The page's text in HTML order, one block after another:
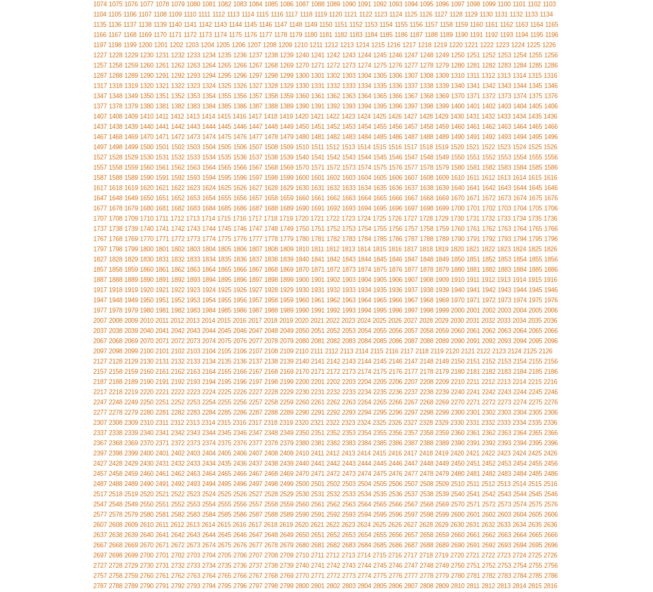
1074 1075 1076 1077 1078 1079 1080 1081 1082 1083 1084 1085 1086 1087 1088 1089 1090 1091 1092 1093 1094 1095 1096 1097 1098 1099 1100 1101 1102 1103
1104 1105 1106 1107 1108 1109 1110 1111 1112 1113 1114 1115 1116 1117 1118 1119 1120 1121 1122 1123 1124 1125 1126 1127 1128 1129 1130 1131 1132 1133 1134
1135 1136 1137 1138 1139 1140 1141 1142 1143 1144 1145 1146 1147 1148 1149 1150 1151 1152 1153 1154 1155 1156 1157 1158 1159 1160 1161 1162 1163 1164 1165
1166 1167 1168 1169 1170 1171 1172 1173 1174 1175 1176 1177 1178 1179 1180 1181 1182 1183 1184 1185 1186 1187 1188 1189 1190 1191 1192 1193 1194 1195 1196
1197 1198 1199 1200 1201 1202 1203 1204 1205 1206 1207 1208 1209 1210 1211 1212 1213 1214 1215 1216 1217 1218 1219 1220 1221 1222 1223 1224 1225 1226
1227 1228 1229 1230 1231 1232 1233 1234 1235 1236 1237 1238 1239 1240 1241 1242 1243 1244 1245 1246 1247 1248 1249 1250 1251 1252 1253 1254 1255 1256
1257 1258 1259 1260 1261 1262 1263 1264 1265 1266 1267 1268 1269 1270 1271 1272 1273 1274 1275 1276 1277 1278 1279 1280 1281 1282 1283 1284 1285 1286
1287 1288 1289 1290 1291 1292 1293 1294 1295 1296 1297 1298 1299 1300 1301 1302 1303 1304 1305 1306 1307 1308 1309 1310 1311 1312 1313 1314 1315 1316
1317 1318 1319 1320 1321 1322 1323 1324 1325 1326 1327 1328 1329 1330 1331 1332 1333 1334 1335 1336 1337 1338 1339 1340 1341 1342 1343 1344 1345 1346
1347 1348 1349 1350 1351 1352 1353 1354 1355 1356 1357 1358 1359 1360 1361 1362 1363 1364 1365 1366 1367 1368 1369 1370 1371 1372 1373 1374 1375 1376
1377 1378 1379 1380 1381 1382 1383 1384 1385 1386 1387 1388 1389 1390 1391 1392 1393 1394 1395 1396 1397 1398 1399 1400 1401 1402 1403 1404 1405 1406
1407 1408 1409 1410 1411 1412 1413 1414 1415 1416 1417 1418 1419 1420 1421 1422 1423 1424 1425 1426 1427 1428 1429 1430 1431 1432 1433 1434 1435 1436
1437 1438 1439 1440 1441 1442 1443 1444 1445 1446 1447 1448 1449 1450 1451 1452 1453 1454 1455 1456 1457 1458 1459 1460 1461 1462 1463 1464 1465 1466
1467 1468 1469 1470 1471 1472 1473 1474 1475 1476 1477 1478 1479 1480 1481 1482 1483 1484 1485 1486 1487 1488 1489 1490 1491 1492 1493 1494 1495 1496
1497 1498 1499 1500 1501 1502 1503 1504 1505 1506 1507 1508 1509 1510 1511 1512 1513 1514 1515 1516 1517 1518 1519 1520 1521 1522 1523 1524 1525 1526
1527 1528 1529 1530 1531 1532 1533 1534 1535 1536 1537 1538 1539 1540 1541 1542 1543 1544 1545 1546 1547 1548 1549 1550 1551 1552 1553 1554 1555 1556
1557 1558 1559 1560 1561 1562 1563 1564 1565 1566 1567 1568 1569 1570 1571 1572 1573 1574 1575 1576 1577 1578 1579 1580 1581 1582 1583 1584 1585 1586
1587 1588 1589 1590 1591 1592 1593 1594 1595 1596 1597 1598 1599 1600 1601 1602 1603 1604 1605 1606 1607 1608 1609 1610 1611 1612 1613 1614 1615 1616
1617 1618 1619 1620 1621 1622 1623 1624 1625 1626 1627 1628 1629 1630 1631 1632 1633 1634 1635 1636 1637 1638 1639 1640 1641 1642 1643 1644 1645 1646
1647 1648 1649 1650 1651 1652 1653 1654 1655 1656 1657 1658 1659 1660 1661 1662 1663 1664 1665 1666 1667 1668 1669 1670 1671 1672 1673 1674 1675 1676
1677 1678 1679 1680 1681 1682 1683 1684 1685 1686 1687 1688 1689 1690 1691 1692 1693 1694 1695 1696 1697 1698 1699 1700 1701 1702 1703 1704 1705 1706
1707 1708 1709 1710 1711 1712 1713 1714 1715 1716 1717 1718 1719 1720 1721 1722 1723 1724 1725 1726 1727 1728 1729 1730 1731 1732 1733 1734 1735 1736
1737 1738 1739 1740 1741 1742 1743 1744 1745 1746 1747 1748 1749 1750 1751 1752 1753 1754 1755 1756 1757 1758 1759 1760 1761 1762 1763 1764 1765 1766
1767 1768 1769 1770 1771 1772 1773 1774 1775 1776 1777 1778 1779 1780 1781 1782 1783 1784 1785 1786 1787 1788 1789 1790 1791 1792 1793 1794 1795 1796
1797 1798 1799 1800 1801 1802 1803 1804 1805 1806 1807 1808 1809 1810 1811 1812 1813 1814 1815 1816 1817 1818 1819 1820 1821 1822 1823 1824 1825 1826
1827 1828 1829 1830 1831 1832 1833 1834 1835 1836 1837 1838 1839 1840 1841 1842 1843 1844 1845 1846 1847 1848 1849 1850 1851 1852 1853 1854 1855 1856
1857 1858 1859 1860 1861 1862 1863 1864 1865 1866 1867 1868 1869 1870 1871 1872 1873 1874 1875 1876 1877 1878 1879 1880 1881 1882 1883 1884 1885 1886
1887 1888 1889 1890 1891 1892 1893 1894 1895 1896 1897 1898 1899 1900 1901 1902 1903 1904 1905 1906 1907 1908 1909 1910 1911 1912 1913 1914 1915 1916
1917 1918 1919 1920 1921 1922 1923 1924 1925 1926 1927 1928 1929 1930 1931 1932 1933 1934 1935 1936 1937 1938 1939 1940 1941 1942 1943 1944 1945 1946
1947 1948 1949 1950 1951 1952 1953 1954 1955 1956 1957 1958 1959 1960 1961 1962 1963 1964 1965 1966 1967 1968 1969 1970 1971 1972 1973 1974 1975 1976
1977 1978 1979 1980 1981 1982 1983 1984 1985 1986 1987 1988 1989 1990 1991 1992 1993 1994 1995 1996 1997 1998 1999 2000 2001 2002 2003 2004 2005 2006
2007 2008 2009 2010 2011 2012 2013 2014 2015 2016 2017 2018 2019 2020 2021 2022 2023 2024 2025 2026 2027 2028 2029 2030 2031 2032 2033 2034 2035 2036
2037 2038 2039 2040 2041 2042 2043 2044 2045 2046 2047 2048 2049 2050 2051 2052 2053 2054 2055 2056 2057 2058 2059 2060 2061 2062 2063 2064 2065 2066
2067 2068 2069 2070 2071 2072 2073 2074 2075 2076 2077 2078 2079 2080 2081 2082 2083 2084 2085 2086 2087 2088 2089 2090 2091 2092 2093 2094 2095 2096
2097 2098 2099 2100 2101 2102 2103 2104 2105 2106 2107 2108 2109 2110 2111 2112 2113 2114 2115 2116 2117 2118 2119 2120 2121 2122 2123 2124 2125 2126
2127 2128 2129 2130 2131 2132 2133 2134 2135 2136 2137 2138 2139 2140 2141 2142 2143 2144 2145 2146 2147 2148 2149 2150 2151 2152 2153 2154 2155 2156
2157 2158 2159 2160 2161 2162 2163 2164 2165 2166 2167 2168 2169 2170 2171 2172 2173 2174 2175 2176 2177 2178 2179 2180 2181 2182 2183 2184 2185 2186
2187 2188 2189 2190 2191 2192 2193 2194 2195 2196 2197 2198 2199 2200 2201 2202 2203 2204 2205 2206 2207 2208 2209 2210 2211 2212 2213 2214 2215 2216
2217 2218 2219 2220 2221 2222 2223 2224 2225 2226 2227 2228 2229 2230 2231 2232 2233 2234 2235 2236 2237 2238 2239 2240 2241 2242 2243 2244 2245 2246
2247 2248 2249 2250 2251 2252 2253 2254 2255 2256 2257 2258 2259 2260 2261 2262 2263 2264 2265 2266 2267 2268 2269 2270 2271 2272 2273 2274 2275 2276
2277 2278 2279 2280 2281 2282 2283 2284 2285 2286 2287 2288 2289 2290 2291 2292 2293 2294 2295 2296 2297 2298 2299 2300 2301 2302 2303 2304 2305 2306
2307 2308 2309 2310 2311 2312 2313 2314 2315 2316 2317 2318 2319 2320 2321 2322 2323 2324 2325 2326 2327 2328 2329 2330 2331 2332 2333 2334 2335 2336
2337 2338 2339 2340 2341 2342 2343 2344 2345 2346 2347 2348 2349 2350 2351 2352 2353 2354 2355 2356 2357 2358 2359 2360 2361 2362 2363 2364 2365 2366
2367 2368 2369 2370 2371 2372 2373 2374 2375 2376 2377 2378 2379 2380 2381 2382 2383 2384 2385 2386 2387 2388 2389 2390 2391 2392 2393 2394 2395 2396
2397 2398 2399 2400 2401 2402 2403 2404 2405 2406 2407 2408 2409 2410 2411 2412 2413 2414 2415 2416 2417 2418 2419 2420 2421 2422 2423 2424 2425 2426
2427 2428 2429 2430 2431 2432 2433 2434 2435 2436 2437 2438 2439 2440 2441 2442 2443 2444 2445 2446 2447 2448 2449 2450 2451 2452 2453 2454 2455 2456
2457 2458 2459 2460 2461 2462 2463 2464 2465 2466 2467 2468 2469 2470 2471 2472 2473 2474 2475 2476 2477 2478 2479 2480 2481 2482 2483 2484 2485 2486
2487 2488 2489 2490 2491 2492 2493 2494 2495 2496 2497 2498 2499 2500 2501 2502 2503 2504 2505 2506 2507 2508 2509 2510 2511 2512 2513 2514 2515 2516
2517 2518 2519 2520 2521 2522 2523 2524 2525 2526 2527 2528 2529 2530 2531 2532 2533 2534 2535 2536 2537 2538 2539 2540 2541 2542 2543 2544 2545 2546
2547 2548 2549 2550 2551 2552 2553 2554 2555 2556 2557 2558 2559 2560 2561 2562 2563 2564 2565 2566 2567 2568 2569 2570 2571 2572 2573 2574 2575 2576
2577 2578 2579 2580 2581 2582 2583 2584 2585 2586 2587 2588 2589 2590 2591 2592 2593 2594 2595 2596 2597 2598 2599 2600 2601 2602 2603 2604 2605 2606
2607 2608 2609 2610 2611 2612 2613 2614 2615 2616 2617 2618 2619 2620 2621 2622 2623 2624 2625 2626 2627 2628 2629 2630 2631 2632 2633 2634 2635 2636
2637 2638 2639 2640 2641 2642 2643 2644 2645 2646 2647 2648 2649 2650 2651 2652 2653 2654 2655 2656 2657 2658 2659 2660 2661 2662 2663 2664 2665 2666
2667 2668 2669 2670 2671 2672 2673 2674 2675 2676 2677 2678 2679 2680 2681 2682 2683 2684 2685 2686 2687 2688 2689 2690 2691 2692 2693 2694 2695 2696
2697 2698 2699 2700 2701 2702 2703 2704 2705 2706 2707 2708 2709 2710 2711 2712 2713 2714 2715 2716 2717 2718 2719 2720 2721 2722 2723 2724 2725 2726
2727 2728 2729 2730 2731 2732 2733 2734 2735 2736 2737 2738 2739 2740 2741 2742 2743 2744 2745 2746 2747 2748 2749 2750 2751 2752 2753 2754 2755 2756
2757 2758 2759 2760 2761 2762 2763 2764 2765 2766 2767 2768 2769 2770 2771 2772 2773 2774 2775 2776 2777 2778 2779 2780 2781 2782 2783 2784 2785 2786
2787 2788 2789 2790 2791 2792 2793 2794 2795 2796 2797 2798 2799 2800 2801 2802 2803 2804 2805 2806 2807 2808 2809 2810 2811 2812 2813 2814 2815 2816